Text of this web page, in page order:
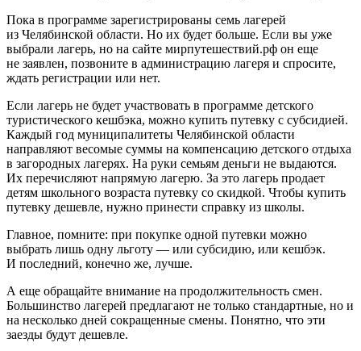
Пока в программе зарегистрированы семь лагерей
из Челябинской области. Но их будет больше. Если вы уже
выбрали лагерь, но на сайте мирпутешествий.рф он еще
не заявлен, позвоните в администрацию лагеря и спросите,
ждать регистрации или нет.
Если лагерь не будет участвовать в программе детского
туристического кешбэка, можно купить путевку с субсидией.
Каждый год муниципалитеты Челябинской области
направляют весомые суммы на компенсацию детского отдыха
в загородных лагерях. На руки семьям деньги не выдаются.
Их перечисляют напрямую лагерю. За это лагерь продает
детям школьного возраста путевку со скидкой. Чтобы купить
путевку дешевле, нужно принести справку из школы.
Главное, помните: при покупке одной путевки можно
выбрать лишь одну льготу — или субсидию, или кешбэк.
И последний, конечно же, лучше.
А еще обращайте внимание на продолжительность смен.
Большинство лагерей предлагают не только стандартные, но и
на несколько дней сокращенные смены. Понятно, что эти
заезды будут дешевле.